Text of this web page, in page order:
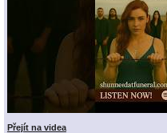
Přejít na videa